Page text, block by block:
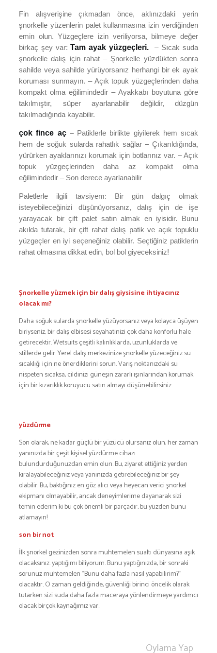
Fin alışverişine çıkmadan önce, aklınızdaki yerin
şnorkelle yüzenlerin palet kullanmasına izin verdiğinden
emin olun. Yüzgeçlere izin veriliyorsa, bilmeye değer
birkaç şey var: Tam ayak yüzgeçleri.
– Sıcak suda
şnorkelle dalış için rahat – Şnorkelle yüzdükten sonra
sahilde veya sahilde yürüyorsanız herhangi bir ek ayak
koruması sunmayın. – Açık topuk yüzgeçlerinden daha
kompakt olma eğilimindedir – Ayakkabı boyutuna göre
takılmıştır, süper ayarlanabilir değildir, düzgün
takılmadığında kayabilir.
çok fince aç– Patiklerle birlikte giyilerek hem sıcak
hem de soğuk sularda rahatlık sağlar – Çıkarıldığında,
yürürken ayaklarınızı korumak için botlarınız var. – Açık
topuk yüzgeçlerinden daha az kompakt olma
eğilimindedir – Son derece ayarlanabilir
Paletlerle ilgili tavsiyem: Bir gün dalgıç olmak
isteyebileceğinizi düşünüyorsanız, dalış için de işe
yarayacak bir çift palet satın almak en iyisidir. Bunu
akılda tutarak, bir çift rahat dalış patik ve açık topuklu
yüzgeçler en iyi seçeneğiniz olabilir. Seçtiğiniz patiklerin
rahat olmasına dikkat edin, bol bol giyeceksiniz!
Şnorkelle yüzmek için bir dalış giysisine ihtiyacınız
olacak mı?
Daha soğuk sularda şnorkelle yüzüyorsanız veya kolayca üşüyen
biriyseniz, bir dalış elbisesi seyahatinizi çok daha konforlu hale
getirecektir. Wetsuits çeşitli kalınlıklarda, uzunluklarda ve
stillerde gelir. Yerel dalış merkezinize şnorkelle yüzeceğiniz su
sıcaklığı için ne önerdiklerini sorun. Varış noktanızdaki su
nispeten sıcaksa, cildinizi güneşin zararlı ışınlarından korumak
için bir kızarıklık koruyucu satın almayı düşünebilirsiniz.
yüzdürme
Son olarak, ne kadar güçlü bir yüzücü olursanız olun, her zaman
yanınızda bir çeşit kişisel yüzdürme cihazı
bulundurduğunuzdan emin olun. Bu, ziyaret ettiğiniz yerden
kiralayabileceğiniz veya yanınızda getirebileceğiniz bir şey
olabilir. Bu, baktığınız en göz alıcı veya heyecan verici şnorkel
ekipmanı olmayabilir, ancak deneyimlerime dayanarak sizi
temin ederim ki bu çok önemli bir parçadır, bu yüzden bunu
atlamayın!
son bir not
İlk şnorkel gezinizden sonra muhtemelen sualtı dünyasına aşık
olacaksınız. yaptığımı biliyorum. Bunu yaptığınızda, bir sonraki
sorunuz muhtemelen “Bunu daha fazla nasıl yapabilirim?”
olacaktır. O zaman geldiğinde, güvenliği birinci öncelik olarak
tutarken sizi suda daha fazla maceraya yönlendirmeye yardımcı
olacak birçok kaynağımız var.
Oylama Yap